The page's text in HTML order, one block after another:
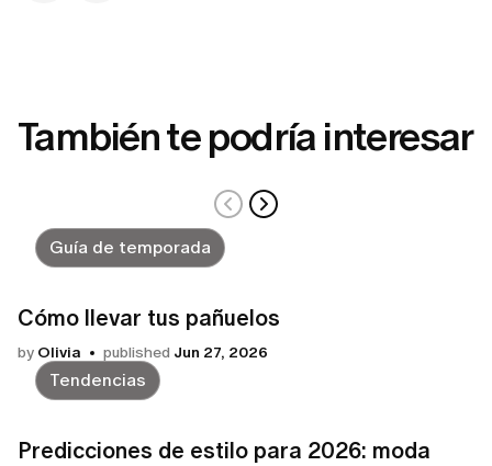
También te podría interesar
Guía de temporada
Cómo llevar tus pañuelos
by Olivia published Jun 27, 2026
Tendencias
Predicciones de estilo para 2026: moda